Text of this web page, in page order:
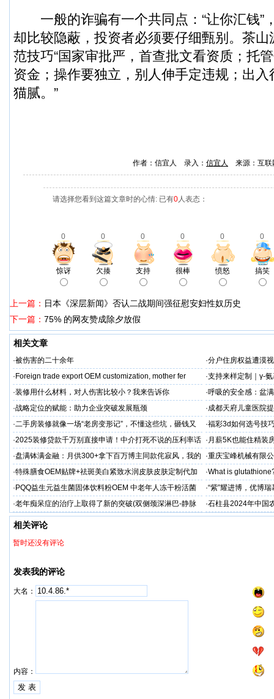
一般的诈骗有一个共同点：“让你汇钱”
却比较隐蔽，投资者必须要仔细甄别。茶
范技巧“国家审批严，首查批文看资质；托
资金；操作要独立，别人伸手定违规；出
猫腻。”
作者：信宜人 录入： 信宜人 来源：互
请选择您看到这篇文章时的心情: 已有0人表态：
0 0 0 0 0 0
惊讶 欠揍 支持 很棒 愤怒 搞笑
上一篇： 日本《深层新闻》否认二战期间强征慰安妇性奴历史
下一篇： 75% 的网友赞成除夕放假
相关文章
·被伤害的二十余年 ·分户住房权益遭漠视
· Foreign trade export OEM customization, mother fer ·支持来样定制｜γ-
全流程开发（含五重
·装修用什么材料，对人伤害比较小？我来告诉你 ·呼吸的安全感：盆
保准则
·战略定位的赋能：助力企业突破发展瓶颈 ·成都天府儿童医院
童抽动症预防为主
·二手房装修就像一场“老房变形记”，不懂这些坑，砸钱又
糟心！看完这篇再开工
·福彩3d如何选号技
·2025装修贷款千万别直接申请！中介打死不说的压利率话
术大公开
· 月薪5K也能住精装
杆撬动百万级质感！
·盘满钵满金融：月供300+拿下百万博主同款侘寂风，我的
家被邻居追着问链接
·重庆宝峰机械有限
性
·特殊膳食OEM贴牌+祛斑美白紧致水润皮肤皮肤定制代加
工厂家
·What is
· PQQ益生元益生菌固体饮料粉OEM 中老年人冻干粉活菌
粉贴牌代加工
·“紫”耀进博，优博
·老年痴呆症的治疗上取得了新的突破(双侧颈深淋巴-静脉
吻合术)
·石柱县2024年中国
相关评论
暂时还没有评论
发表我的评论
大名：
内容：